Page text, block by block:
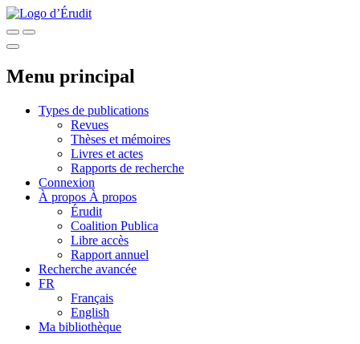
Menu principal
Types de publications
Revues
Thèses et mémoires
Livres et actes
Rapports de recherche
Connexion
À propos À propos
Érudit
Coalition Publica
Libre accès
Rapport annuel
Recherche avancée
FR
Français
English
Ma bibliothèque